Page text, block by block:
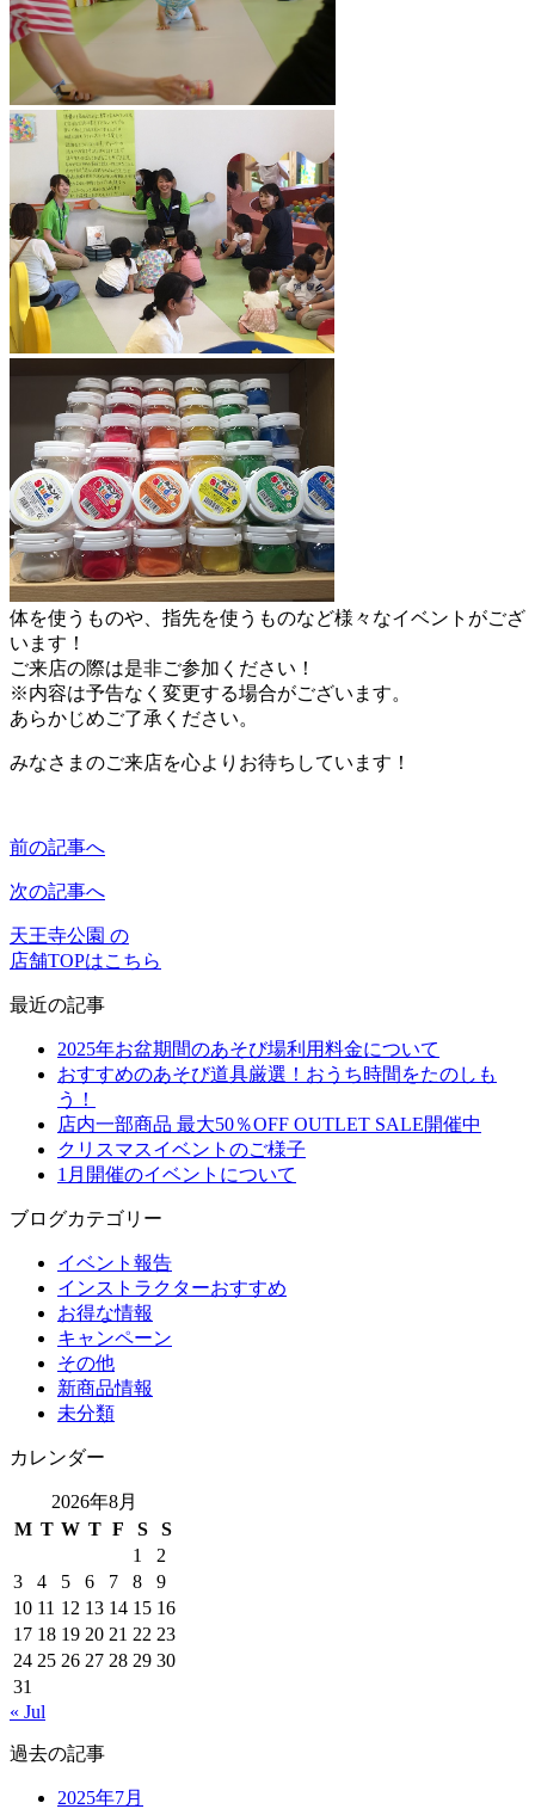
体を使うものや、指先を使うものなど様々なイベントがござ
います！
ご来店の際は是非ご参加ください！
※内容は予告なく変更する場合がございます。
あらかじめご了承ください。
みなさまのご来店を心よりお待ちしています！
前の記事へ
次の記事へ
天王寺公園 の
店舗TOPはこちら
最近の記事
2025年お盆期間のあそび場利用料金について
おすすめのあそび道具厳選！おうち時間をたのしも
う！
店内一部商品 最大50％OFF OUTLET SALE開催中
クリスマスイベントのご様子
1月開催のイベントについて
ブログカテゴリー
イベント報告
インストラクターおすすめ
お得な情報
キャンペーン
その他
新商品情報
未分類
カレンダー
2026年8月
M T W T F S
S
1
2
3
4 5 6 7 8
9
10 11 12 13 14 15 16
17 18 19 20 21 22 23
24 25 26 27 28 29 30
31
« Jul
過去の記事
2025年7月